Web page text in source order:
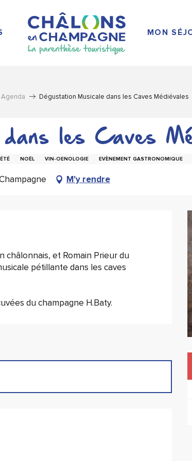
MON
Agenda Dégustation Musicale dans les Caves Médiévales
les Caves
NOËL VIN-OENOLOGIE EVÈNEMENT GASTRONOMIQUE
M'y rendre
châlonnais, et Romain Prieur du
pétillante dans les caves
du champagne H.Baty.